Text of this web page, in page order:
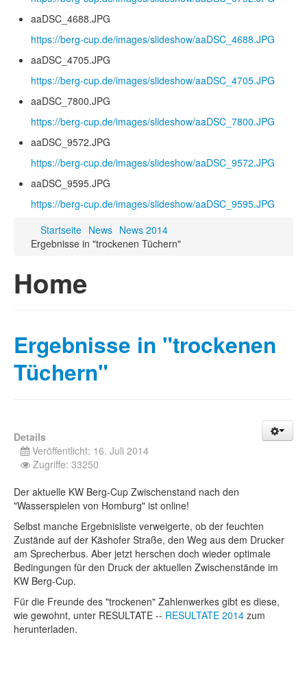
aaDSC_4688.JPG
https://berg-cup.de/images/slideshow/aaDSC_4688.JPG
aaDSC_4705.JPG
https://berg-cup.de/images/slideshow/aaDSC_4705.JPG
aaDSC_7800.JPG
https://berg-cup.de/images/slideshow/aaDSC_7800.JPG
aaDSC_9572.JPG
https://berg-cup.de/images/slideshow/aaDSC_9572.JPG
aaDSC_9595.JPG
https://berg-cup.de/images/slideshow/aaDSC_9595.JPG
Startseite News News 2014
Ergebnisse in "trockenen Tüchern"
Home
Ergebnisse in "trockenen
Tüchern"
Details
Veröffentlicht: 16. Juli 2014
Zugriffe: 33250
Der aktuelle KW Berg-Cup Zwischenstand nach den
"Wasserspielen von Homburg" ist online!
Selbst manche Ergebnisliste verweigerte, ob der feuchten
Zustände auf der Käshofer Straße, den Weg aus dem Drucker
am Sprecherbus. Aber jetzt herschen doch wieder optimale
Bedingungen für den Druck der aktuellen Zwischenstände im
KW Berg-Cup.
Für die Freunde des "trockenen" Zahlenwerkes gibt es diese,
wie gewohnt, unter RESULTATE -- RESULTATE 2014 zum
herunterladen.